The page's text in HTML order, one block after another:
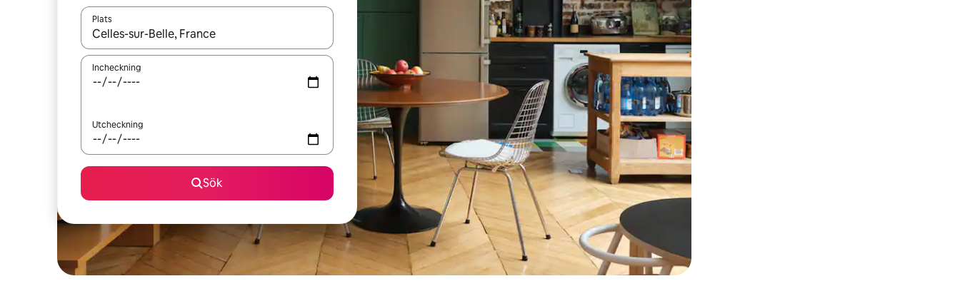
Plats
När resultaten är tillgängliga kan du navigera med upp- och nedåtpilarna eller utforska genom att trycka eller svepa.
Incheckning
Utcheckning
Sök